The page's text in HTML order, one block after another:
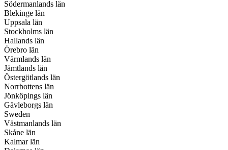
Södermanlands län
Blekinge län
Uppsala län
Stockholms län
Hallands län
Örebro län
Värmlands län
Jämtlands län
Östergötlands län
Norrbottens län
Jönköpings län
Gävleborgs län
Sweden
Västmanlands län
Skåne län
Kalmar län